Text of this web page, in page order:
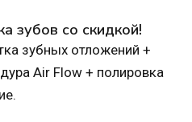
зубов со скидкой!
зубных отложений +
Air Flow + полировка